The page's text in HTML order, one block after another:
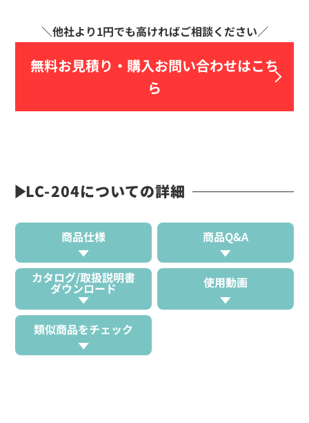
無料お見積り・ 購入お問い合わせはこち
ら
LC-204についての詳細
商品仕様 商品Q&A
カタログ/取扱説明書
ダウンロード 使用動画
類似商品をチェック